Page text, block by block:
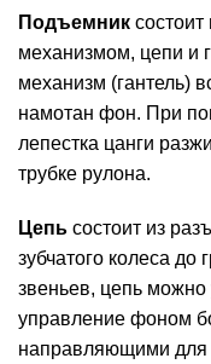
Подъемник
механизмом, цепи и
механизм (гантель)
намотан фон. При
лепестка цанги
трубке рулона.
Цепь состоит из
зубчатого колеса до
звеньев, цепь можно
управление фоном
направляющими для